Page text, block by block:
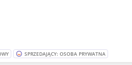
SPRZEDAJĄCY: OSOBA PRYWATNA